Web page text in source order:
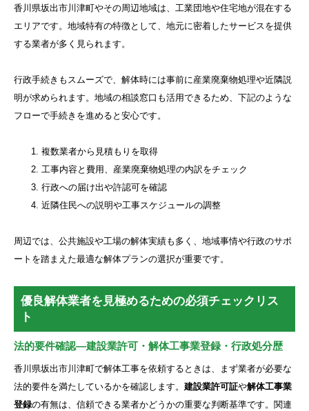
香川県坂出市川津町やその周辺地域は、工業団地や住宅地が混在する
エリアです。地域特有の特徴として、地元に密着したサービスを提供
する業者が多く見られます。
行政手続きもスムーズで、解体時には事前に産業廃棄物処理や近隣説
明が求められます。地域の相談窓口も活用できるため、下記のような
フローで手続きを進めると安心です。
複数業者から見積もりを取得
工事内容と費用、産業廃棄物処理の内訳をチェック
行政への届け出や許認可を確認
近隣住民への説明や工事スケジュールの調整
周辺では、公共施設や工場の解体実績も多く、地域事情や行政のサポ
ートを踏まえた最適な解体プランの選択が重要です。
優良解体業者を見極めるための必須チェックリス
ト
法的要件確認―建設業許可・解体工事業登録・行政処分歴
香川県坂出市川津町で解体工事を依頼するときは、まず業者が必要な
法的要件を満たしているかを確認します。 建設業許可証や解体工事業
登録の有無は、信頼できる業者かどうかの重要な判断基準です。関連